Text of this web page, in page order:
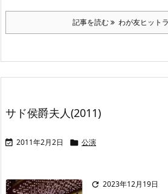
記事を読む わが友ヒット
サド侯爵夫人(2011)
 2011年2月2日  公演
 2023年12月19日